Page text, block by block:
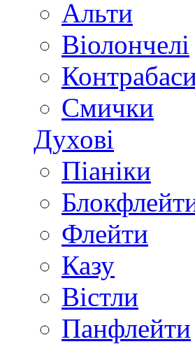
Альти
Віолончелі
Смички
Духові
Піаніки
Флейти
Казу
Вістли
Панфлейти